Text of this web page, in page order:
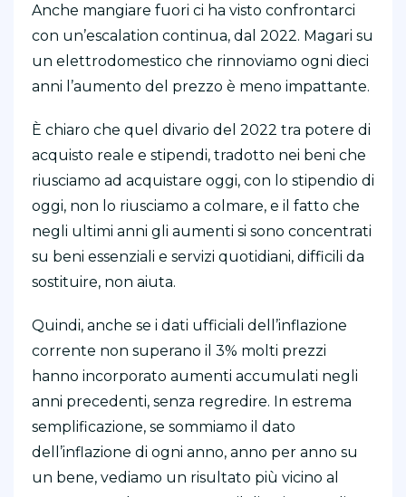
Anche mangiare fuori ci ha visto confrontarci
con un’escalation continua, dal 2022. Magari su
un elettrodomestico che rinnoviamo ogni dieci
anni l’aumento del prezzo è meno impattante.
È chiaro che quel divario del 2022 tra potere di
acquisto reale e stipendi, tradotto nei beni che
riusciamo ad acquistare oggi, con lo stipendio di
oggi, non lo riusciamo a colmare, e il fatto che
negli ultimi anni gli aumenti si sono concentrati
su beni essenziali e servizi quotidiani, difficili da
sostituire, non aiuta.
Quindi, anche se i dati ufficiali dell’inflazione
corrente non superano il 3% molti prezzi
hanno incorporato aumenti accumulati negli
anni precedenti, senza regredire. In estrema
semplificazione, se sommiamo il dato
dell’inflazione di ogni anno, anno per anno su
un bene, vediamo un risultato più vicino al